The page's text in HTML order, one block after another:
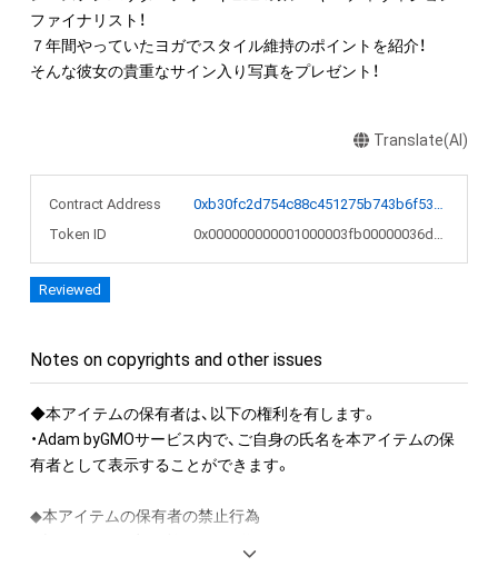
ファイナリスト！
７年間やっていたヨガでスタイル維持のポイントを紹介！
そんな彼女の貴重なサイン入り写真をプレゼント！
Translate(AI)
Contract Address
0xb30fc2d754c88c451275b743b6f530f19f643683
Token ID
0x000000000001000003fb00000036d1c9
Reviewed
Notes on copyrights and other issues
◆本アイテムの保有者は、以下の権利を有します。
・Adam byGMOサービス内で、ご自身の氏名を本アイテムの保
有者として表示することができます。
◆本アイテムの保有者の禁止行為